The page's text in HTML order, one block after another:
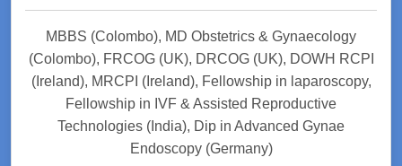
MBBS (Colombo), MD Obstetrics & Gynaecology
(Colombo), FRCOG (UK), DRCOG (UK), DOWH RCPI
(Ireland), MRCPI (Ireland), Fellowship in laparoscopy,
Fellowship in IVF & Assisted Reproductive
Technologies (India), Dip in Advanced Gynae
Endoscopy (Germany)